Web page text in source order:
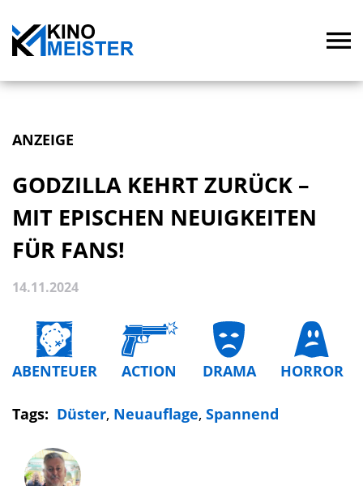
ANZEIGE
GODZILLA KEHRT ZURÜCK –
MIT EPISCHEN NEUIGKEITEN
FÜR FANS!
14.11.2024
ABENTEUER ACTION DRAMA HORROR
Tags: Düster, Neuauflage, Spannend